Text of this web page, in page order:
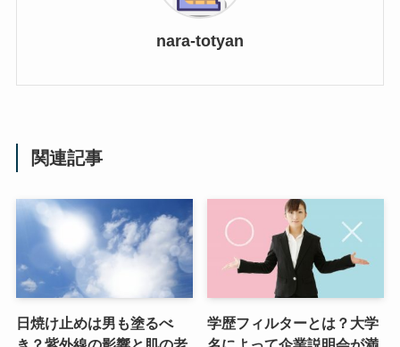
nara-totyan
関連記事
日焼け止めは男も塗るべ
学歴フィルターとは？大学